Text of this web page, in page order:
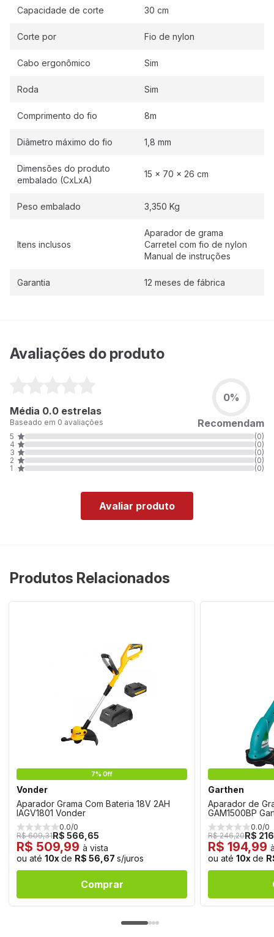
Capacidade de corte 30 cm
Corte por Fio de nylon
Cabo ergonômico Sim
Roda Sim
Comprimento do fio 8m
Diâmetro máximo do fio 1,8 mm
Dimensões do produto
embalado (CxLxA)
15 x 70 x 26 cm
Peso embalado 3,350 Kg
Itens inclusos
Aparador de grama
Carretel com fio de nylon
Manual de instruções
Garantia 12 meses de fábrica
Avaliações do produto
Média 0.0 estrelas
Baseado em 0 avaliações
0%
Recomendam
5
(0)
4
(0)
3
(0)
2
(0)
1
(0)
Avaliar produto
Produtos Relacionados
7% Off
Vonder
Aparador Grama Com Bateria 18V 2AH
IAGV1801 Vonder
0.0/0
R$ 609,31R$ 566,65
R$ 509,99 à vista
ou até 10x de R$ 56,67 s/juros
Comprar
Garthen
Aparador de
GAM1500BP
0.0/0
R$ 246,20R$
R$ 194,99
ou até 10x de